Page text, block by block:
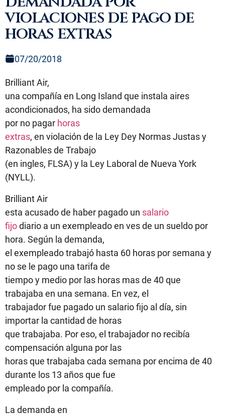
violaciones de pago de
horas extras
07/20/2018
Brilliant Air,
una compañía en Long Island que instala aires
acondicionados, ha sido demandada
por no pagar horas
extras, en violación de la Ley Dey Normas Justas y
Razonables de Trabajo
(en ingles, FLSA) y la Ley Laboral de Nueva York
(NYLL).
Brilliant Air
esta acusado de haber pagado un salario
fijodiario a un exempleado en ves de un sueldo por
hora. Según la demanda,
el exempleado trabajó hasta 60 horas por semana y
no se le pago una tarifa de
tiempo y medio por las horas mas de 40 que
trabajaba en una semana. En vez, el
trabajador fue pagado un salario fijo al día, sin
importar la cantidad de horas
que trabajaba. Por eso, el trabajador no recibía
compensación alguna por las
horas que trabajaba cada semana por encima de 40
durante los 13 años que fue
empleado por la compañía.
La demanda en